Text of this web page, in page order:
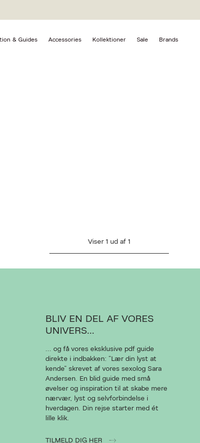
& Guides Accessories Kollektioner Sale Brands
Viser 1 ud af 1
BLIV EN DEL AF VORES
UNIVERS...
... og få vores eksklusive pdf guide
direkte i indbakken: “Lær din lyst at
kende” skrevet af vores sexolog Sara
Andersen. En blid guide med små
øvelser og inspiration til at skabe mere
nærvær, lyst og selvforbindelse i
hverdagen. Din rejse starter med ét
lille klik.
TILMELD DIG HER
DESVÆRRE IKKE FINDES